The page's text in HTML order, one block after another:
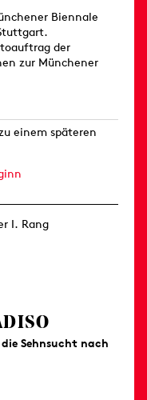
Biennale
der
zur Münchener
einem späteren
I. Rang
Sehnsucht nach